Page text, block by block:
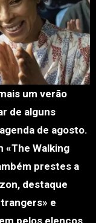
de alguns
de agosto.
«The Walking
prestes a
destaque
e
pelos elencos